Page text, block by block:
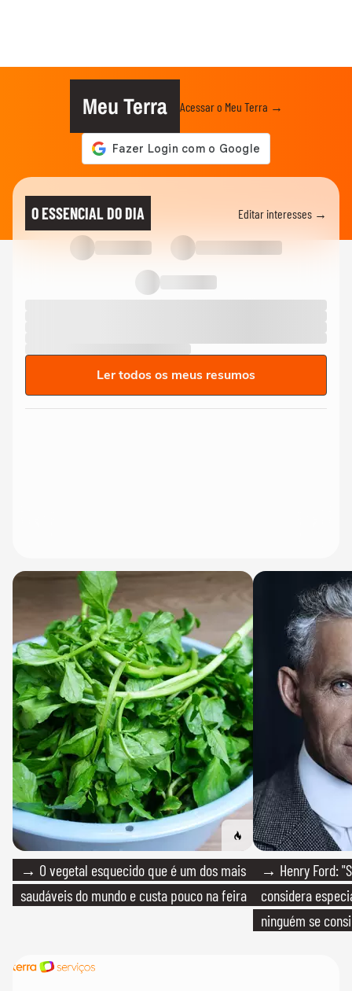
Meu Terra Acessar o Meu Terra →
O ESSENCIAL DO DIA Editar interesses →
Ler todos os meus resumos
→ O vegetal esquecido que é um dos mais
saudáveis do mundo e custa pouco na feira
→ Henry Ford:
considera
ninguém se